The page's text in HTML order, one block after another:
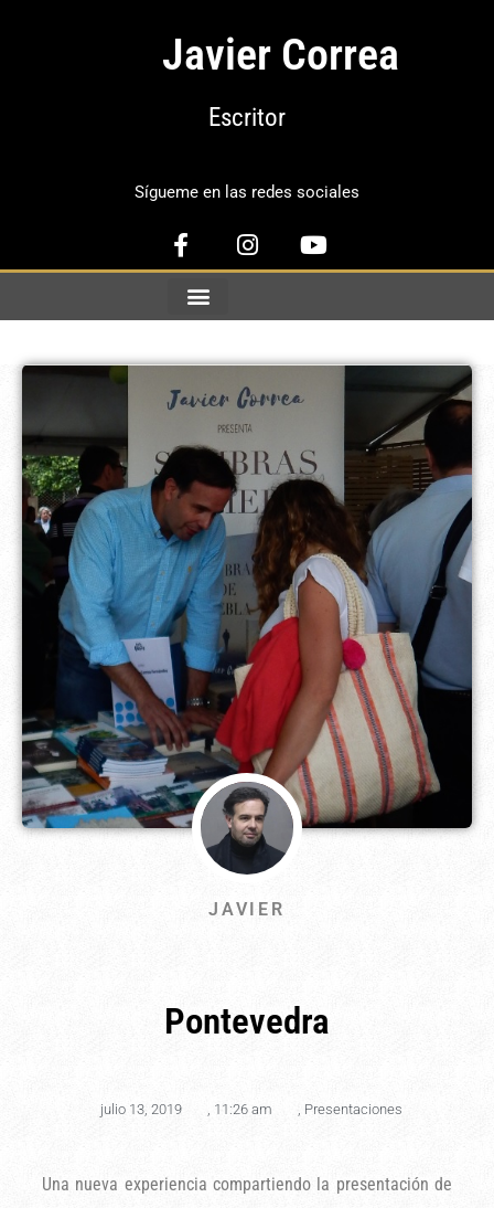
Javier Correa
Escritor
Sígueme en las redes sociales
JAVIER
Pontevedra
julio 13, 2019 11:26 am Presentaciones
Una nueva experiencia compartiendo la presentación de